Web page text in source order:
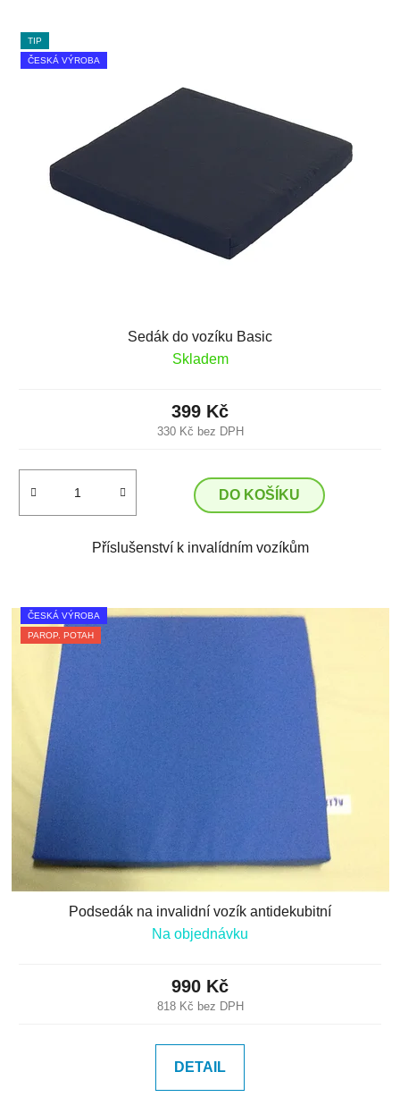
TIP
ČESKÁ VÝROBA
Sedák do vozíku Basic
Skladem
330 Kč bez DPH
399 Kč
DO KOŠÍKU
Příslušenství k invalídním vozíkům
ČESKÁ VÝROBA
PAROP. POTAH
Podsedák na invalidní vozík antidekubitní
Na objednávku
818 Kč bez DPH
990 Kč
DETAIL